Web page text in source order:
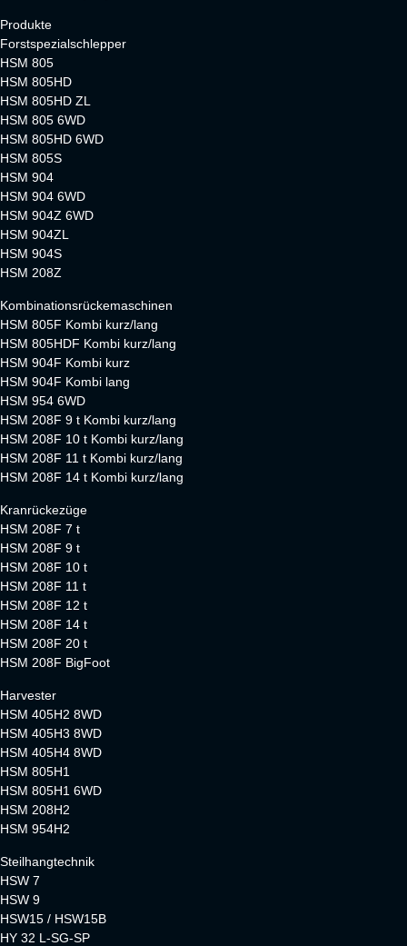
Produkte
Forstspezialschlepper
HSM 805
HSM 805HD
HSM 805HD ZL
HSM 805 6WD
HSM 805HD 6WD
HSM 805S
HSM 904
HSM 904 6WD
HSM 904Z 6WD
HSM 904ZL
HSM 904S
HSM 208Z
Kombinationsrückemaschinen
HSM 805F Kombi kurz/lang
HSM 805HDF Kombi kurz/lang
HSM 904F Kombi kurz
HSM 904F Kombi lang
HSM 954 6WD
HSM 208F 9 t Kombi kurz/lang
HSM 208F 10 t Kombi kurz/lang
HSM 208F 11 t Kombi kurz/lang
HSM 208F 14 t Kombi kurz/lang
Kranrückezüge
HSM 208F 7 t
HSM 208F 9 t
HSM 208F 10 t
HSM 208F 11 t
HSM 208F 12 t
HSM 208F 14 t
HSM 208F 20 t
HSM 208F BigFoot
Harvester
HSM 405H2 8WD
HSM 405H3 8WD
HSM 405H4 8WD
HSM 805H1
HSM 805H1 6WD
HSM 208H2
HSM 954H2
Steilhangtechnik
HSW 7
HSW 9
HSW15 / HSW15B
HY 32 L-SG-SP